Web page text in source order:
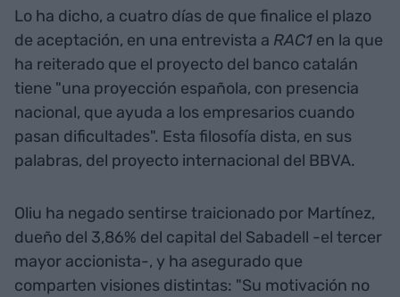
Lo ha dicho, a cuatro días de que finalice el plazo
de aceptación, en una entrevista a RAC1 en la que
ha reiterado que el proyecto del banco catalán
tiene "una proyección española, con presencia
nacional, que ayuda a los empresarios cuando
pasan dificultades". Esta filosofía dista, en sus
palabras, del proyecto internacional del BBVA.
Oliu ha negado sentirse traicionado por Martínez,
dueño del 3,86% del capital del Sabadell -el tercer
mayor accionista-, y ha asegurado que
comparten visiones distintas: "Su motivación no